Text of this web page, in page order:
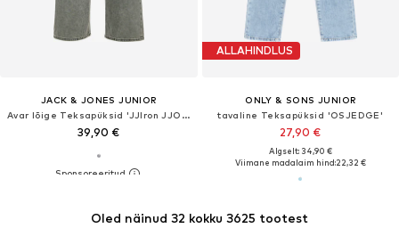
JACK & JONES JUNIOR
Avar lõige Teksapüksid 'JJIron JJOriginal'
39,90 €
ALLAHINDLUS
ONLY & SONS JUNIOR
tavaline Teksapüksid 'OSJEDGE'
27,90 €
Algselt: 34,90 €
Viimane madalaim hind:22,32 €
Oled näinud 32 kokku 3625 tootest